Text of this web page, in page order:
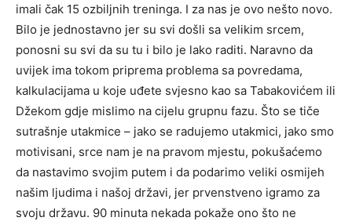
imali čak 15 ozbiljnih treninga. I za nas je ovo nešto novo.
Bilo je jednostavno jer su svi došli sa velikim srcem,
ponosni su svi da su tu i bilo je lako raditi. Naravno da
uvijek ima tokom priprema problema sa povredama,
kalkulacijama u koje uđete svjesno kao sa Tabakovićem ili
Džekom gdje mislimo na cijelu grupnu fazu. Što se tiče
sutrašnje utakmice – jako se radujemo utakmici, jako smo
motivisani, srce nam je na pravom mjestu, pokušaćemo
da nastavimo svojim putem i da podarimo veliki osmijeh
našim ljudima i našoj državi, jer prvenstveno igramo za
svoju državu. 90 minuta nekada pokaže ono što ne